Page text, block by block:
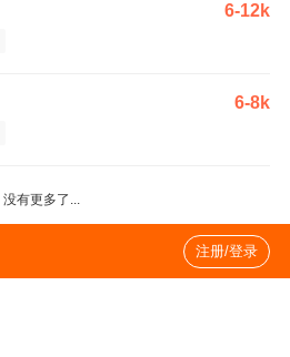
6-12k
6-8k
没有更多了...
展开
注册/登录